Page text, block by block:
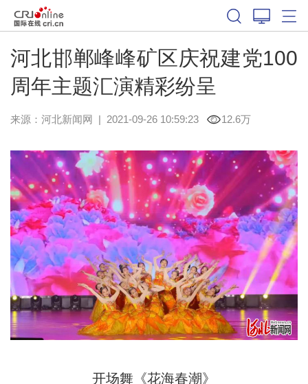
河北邯郸峰峰矿区庆祝建党100
周年主题汇演精彩纷呈
来源： 河北新闻网 | 2021-09-26 10:59:23 12.6万
开场舞《花海春潮》